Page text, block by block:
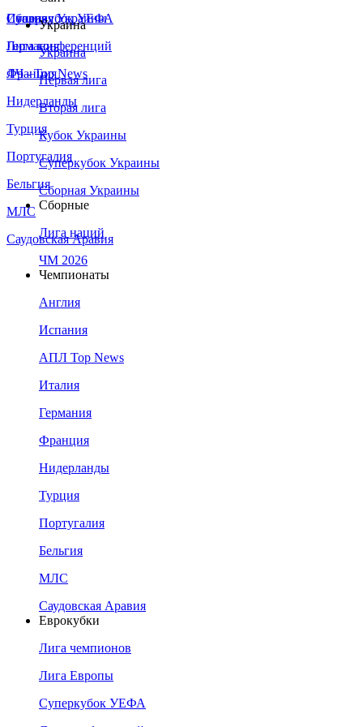
Сборная Украины
Италия
Германия
Франция
Нидерланды
Турция
Португалия
Бельгия
МЛС
Саудовская Аравия
Суперкубок УЕФА
Лига конференций
ЛЧ - Top News
Украина
Украина
Первая лига
Вторая лига
Кубок Украины
Суперкубок Украины
Сборная Украины
Сборные
Лига наций
ЧМ 2026
Чемпионаты
Англия
Испания
АПЛ Top News
Италия
Германия
Франция
Нидерланды
Турция
Португалия
Бельгия
МЛС
Саудовская Аравия
Еврокубки
Лига чемпионов
Лига Европы
Суперкубок УЕФА